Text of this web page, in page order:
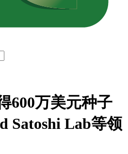
600万美元种子
Satoshi Lab等领